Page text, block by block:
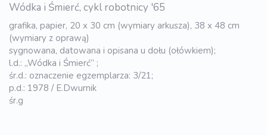
Wódka i Śmierć, cykl robotnicy '65
grafika, papier, 20 x 30 cm (wymiary arkusza), 38 x 48 cm
(wymiary z oprawą)
sygnowana, datowana i opisana u dołu (ołówkiem);
l.d.: „Wódka i Śmierć” ;
śr.d.: oznaczenie egzemplarza: 3/21;
p.d.: 1978 / E.Dwurnik
śr.g